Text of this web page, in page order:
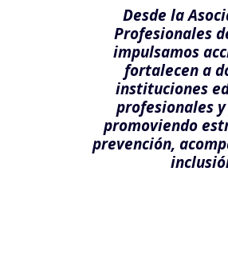
Desde la
Profesionales
impulsamos
fortalecen a
instituciones
profesionales
promoviendo
prevención,